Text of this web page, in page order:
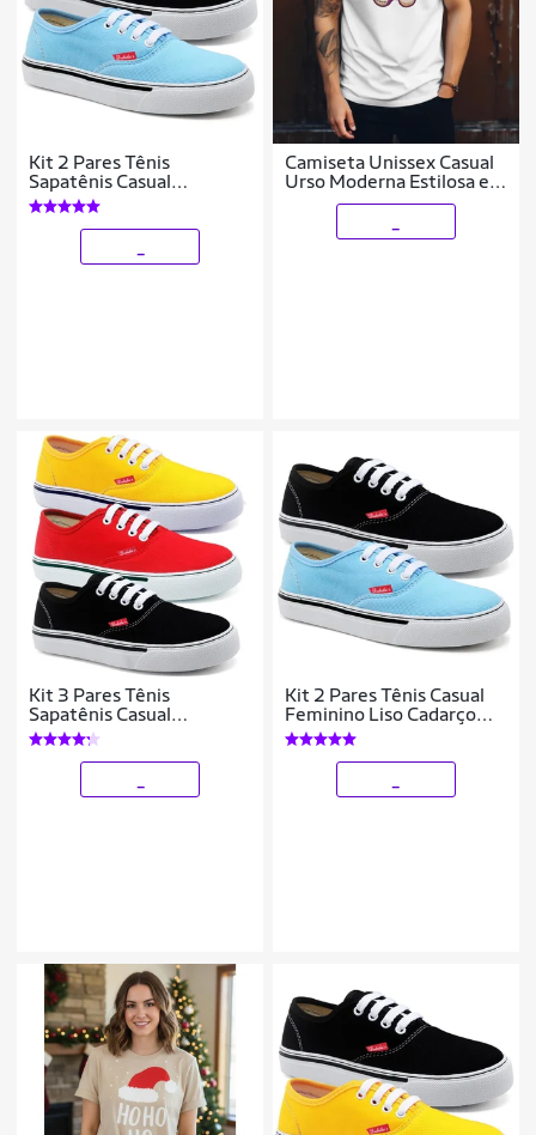
Kit 2 Pares Tênis
Sapatênis Casual
Feminino Polo Blu Leve
Camiseta Unissex Casual
Urso Moderna Estilosa em
Algodão Ajustável ao
Kit 3 Pares Tênis
Sapatênis Casual
Feminino Polo Blu Leve
Kit 2 Pares Tênis Casual
Feminino Liso Cadarço
Conforto Leve